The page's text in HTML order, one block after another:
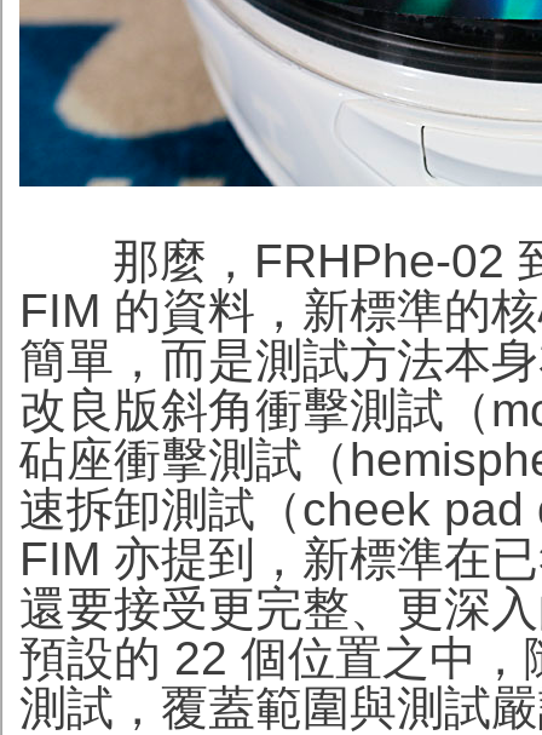
那麼，FRHPhe-02
FIM 的資料，新標準的
簡單，而是測試方法本
改良版斜角衝擊測試（
砧座衝擊測試（
速拆卸測試（cheek
FIM 亦提到，新標準在
還要接受更完整、更深
預設的 22 個位置之中
測試，覆蓋範圍與測試